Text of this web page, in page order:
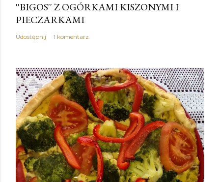
''BIGOS'' Z OGÓRKAMI KISZONYMI I
PIECZARKAMI
Udostępnij 1 komentarz